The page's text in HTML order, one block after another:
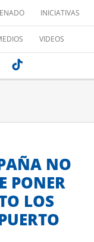
INICIATIVAS
VIDEOS
NO
PONER
LOS